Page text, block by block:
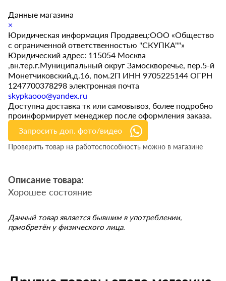
Данные магазина
×
Юридическая информация Продавец:ООО «Общество
с ограниченной ответственностью "СКУПКА""»
Юридический адрес: 115054 Москва
,вн.тер.г.Муниципальный округ Замоскворечье, пер.5-й
Монетчиковский,д.16, пом.2П ИНН 9705225144 ОГРН
1247700378298 электронная почта
skypkaooo@yandex.ru
Доступна доставка тк или самовывоз, более подробно
проинформирует менеджер после оформления заказа.
Запросить доп. фото/видео
Проверить товар на работоспособность можно в магазине
Описание товара:
Хорошее состояние
Данный товар является бывшим в употреблении,
приобретён у физического лица.